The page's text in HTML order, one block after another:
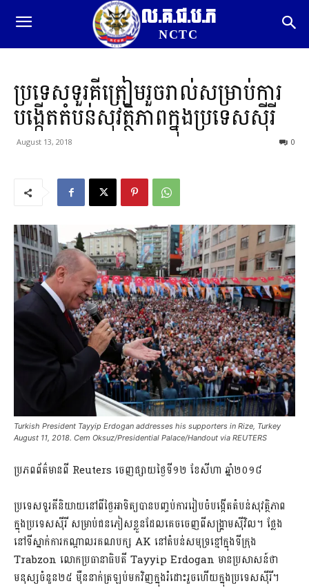
ល.គ.ជ.ប.ភ
NCTC
ប្រទេសទួរគីត្រៀមរួចរាល់សម្រាប់ការ
បង្កើតតំបន់សុវត្ថិភាពក្នុងប្រទេសស៊ីរី
August 13, 2018 0
Turkish President Tayyip Erdogan addresses his supporters in Rize, Turkey
August 11, 2018. Cem Oksuz/Presidential Palace/Handout via REUTERS
ប្រភពព័ត៌មានពី Reuters ចេញផ្សាយថ្ងៃទី១២ ខែសីហា ឆ្នាំ២០១៨
ប្រទេសទួរគីនិយាយនៅពីថ្ងៃអាទិត្យបានបញ្ចប់ការរៀបចំបង្កើតតំបន់សុវត្ថិភាព
ក្នុងប្រទេសស៊ីរី សម្រាប់ជនភៀសខ្លួនដែលគេចចេញពីសង្គ្រាមស៊ីវិល។ ​ថ្លែង
នៅទីស្នាក់ការកណ្តាលរគណបក្ស AK នៅតំបន់សមុទ្រខ្មៅក្នុងទីក្រុង
Trabzon លោកប្រធានាធិបតី Tayyip Erdogan មានប្រសាសន៍ថា
មនុស្សចំនួន២៥ ម៉ឺននាក់ត្រឡប់មកវិញក្នុងរំដោះរួចហើយក្នុងប្រទេសស៊ីរី។